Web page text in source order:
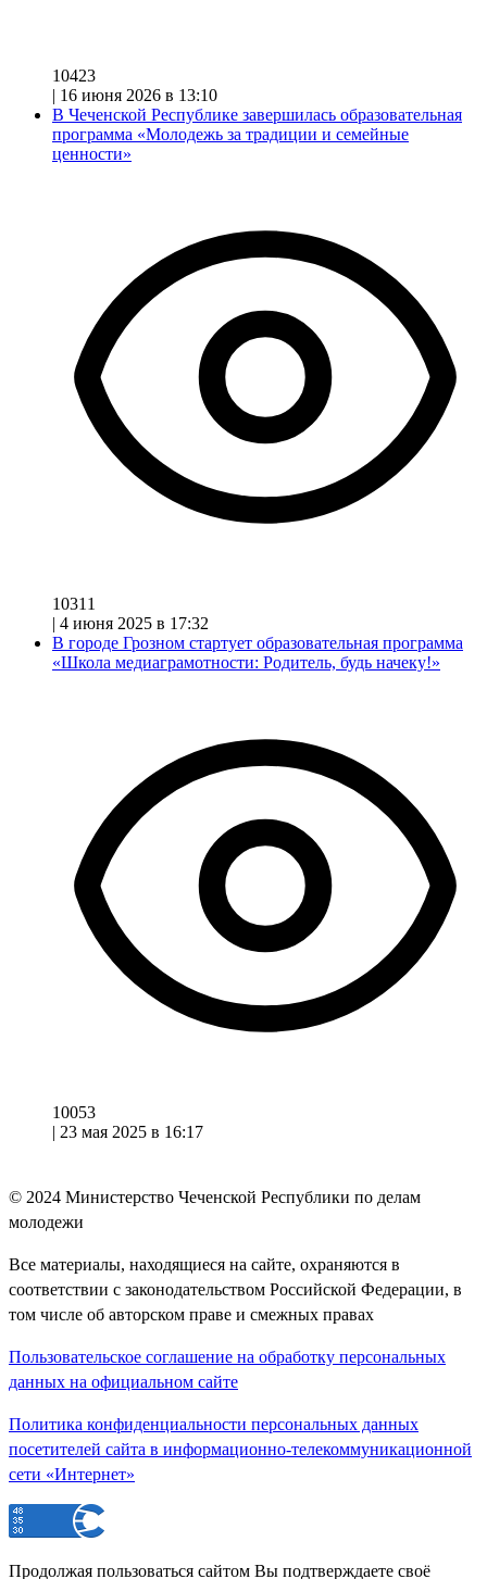
10423
| 16 июня 2026 в 13:10
В Чеченской Республике завершилась образовательная
программа «Молодежь за традиции и семейные
ценности»
10311
| 4 июня 2025 в 17:32
В городе Грозном стартует образовательная программа
«Школа медиаграмотности: Родитель, будь начеку!»
10053
| 23 мая 2025 в 16:17
© 2024 Министерство Чеченской Республики по делам
молодежи
Все материалы, находящиеся на сайте, охраняются в
соответствии с законодательством Российской Федерации, в
том числе об авторском праве и смежных правах
Пользовательское соглашение на обработку персональных
данных на официальном сайте
Политика конфиденциальности персональных данных
посетителей сайта в информационно-телекоммуникационной
сети «Интернет»
Продолжая пользоваться сайтом Вы подтверждаете своё